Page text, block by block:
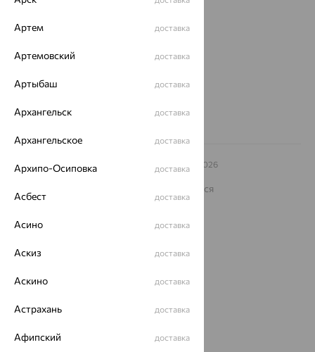
Магазины и доставка г. Липецк
еще 3
Другие города
Заказать звонок
© ООО «Ювелирный дом «Кристалл»,
– 2026
Архив акций
Архив изделий Карта сайта
На информационном ресурсе применяются
рекомендательные технологии
ОГРН 1044800168379
Политика конфеденциальности
Разработка сайта —
Артем доставка
Артемовский доставка
Артыбаш доставка
Архангельск доставка
Архангельское доставка
Архипо-Осиповка доставка
Асбест доставка
Асино доставка
Аскиз доставка
Аскино доставка
Астрахань доставка
Афипский доставка